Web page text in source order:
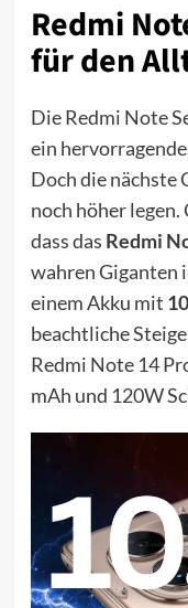
Redmi
für den
Die Redmi Note
ein
Doch die nächste
noch höher
dass das Redmi
wahren Giganten
einem Akku mit
beachtliche
Redmi Note 14
mAh und 120W